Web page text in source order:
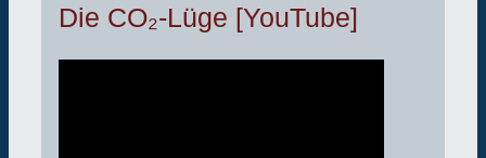
Die CO₂-Lüge [YouTube]